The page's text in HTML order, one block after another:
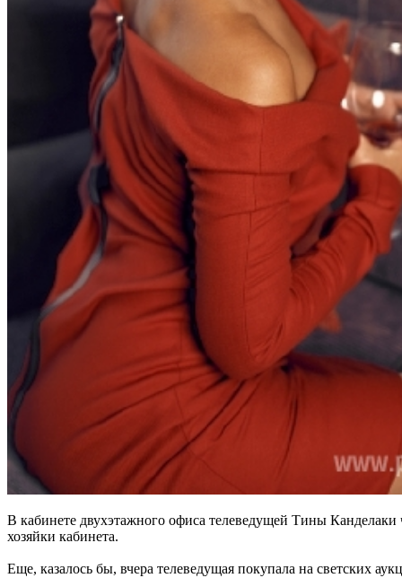
В кабинете двухэтажного офиса телеведущей Тины Канделаки
хозяйки кабинета.
Еще, казалось бы, вчера телеведущая покупала на светских